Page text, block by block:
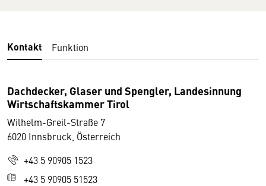
Kontakt Funktion
Dachdecker, Glaser und Spengler, Landesinnung
Wirtschaftskammer Tirol
Wilhelm-Greil-Straße 7
6020 Innsbruck, Österreich
+43 5 90905 1523
+43 5 90905 51523